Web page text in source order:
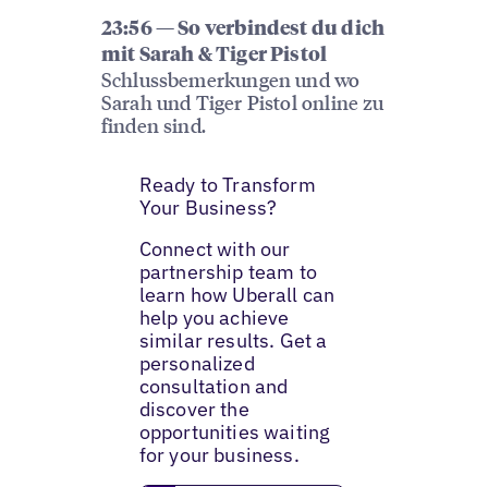
23:56 — So verbindest du dich
mit Sarah & Tiger Pistol
Schlussbemerkungen und wo
Sarah und Tiger Pistol online zu
finden sind.
Ready to Transform
Your Business?
Connect with our
partnership team to
learn how Uberall can
help you achieve
similar results. Get a
personalized
consultation and
discover the
opportunities waiting
for your business.